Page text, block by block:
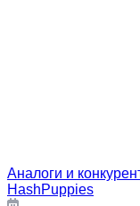
Аналоги и
HashPuppies